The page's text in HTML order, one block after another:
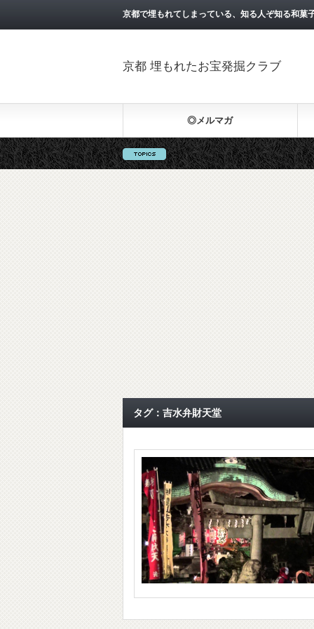
京都で埋もれてしまっている、知る人ぞ知る和菓
京都 埋もれたお宝発掘クラブ
◎メルマガ
タグ：吉水弁財天堂